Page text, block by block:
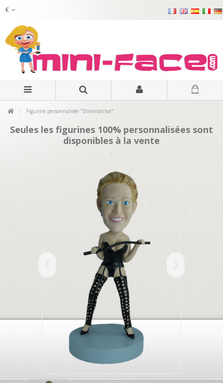
€
Figurine personnalisée "Dominatrice"
Seules les figurines 100% personnalisées sont
disponibles à la vente
.